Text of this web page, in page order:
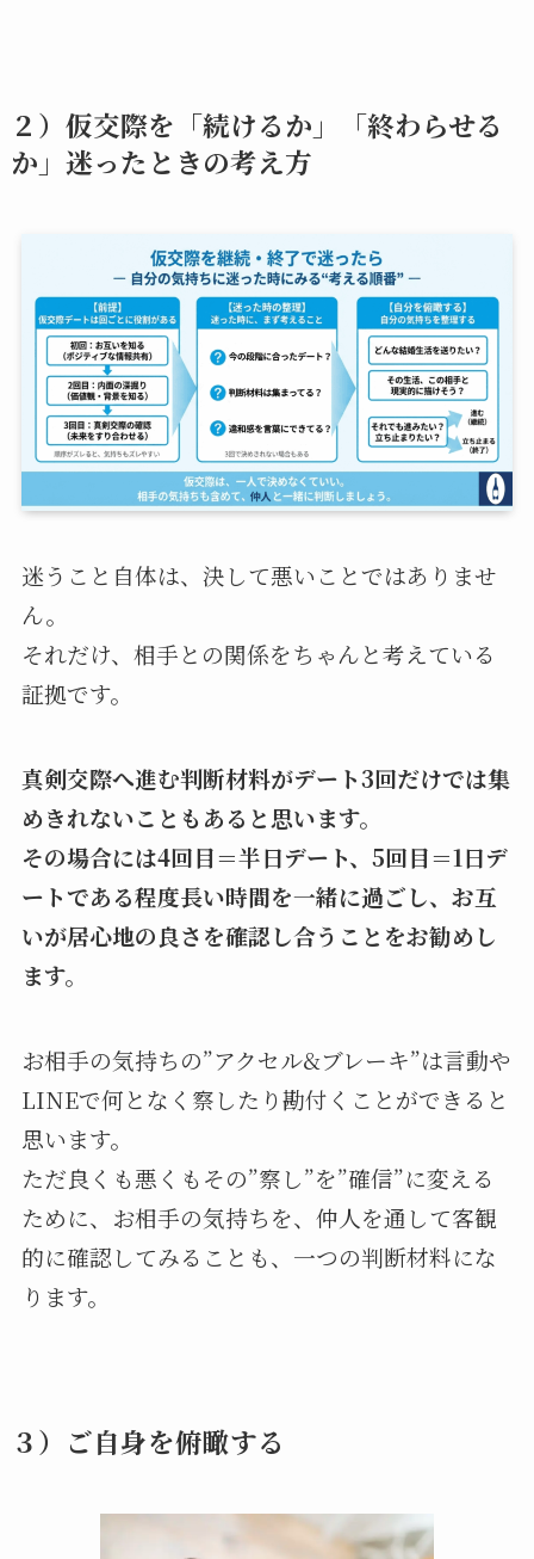
２）仮交際を「続けるか」「終わらせる
か」迷ったときの考え方
迷うこと自体は、決して悪いことではありませ
ん。
それだけ、相手との関係をちゃんと考えている
証拠です。
真剣交際へ進む判断材料がデート3回だけでは集
めきれないこともあると思います。
その場合には4回目＝半日デート、5回目＝1日デ
ートである程度長い時間を一緒に過ごし、お互
いが居心地の良さを確認し合うことをお勧めし
ます。
お相手の気持ちの”アクセル&ブレーキ”は言動や
LINEで何となく察したり勘付くことができると
思います。
ただ良くも悪くもその”察し”を”確信”に変える
ために、お相手の気持ちを、仲人を通して客観
的に確認してみることも、一つの判断材料にな
ります。
３）ご自身を俯瞰する